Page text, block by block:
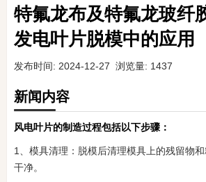
特氟龙布及特氟龙玻纤
发电叶片脱模中的应用
发布时间: 2024-12-27 浏览量: 1437
新闻内容
风电叶片的制造过程包括以下步骤‌：
1、‌模具清理‌：脱模后清理模具上的残留物
干净‌。